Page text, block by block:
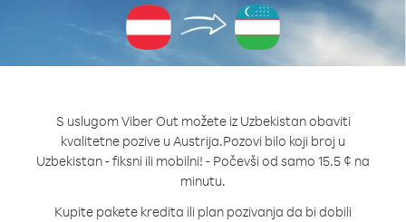
S uslugom Viber Out možete iz Uzbekistan obaviti
kvalitetne pozive u Austrija.Pozovi bilo koji broj u
Uzbekistan - fiksni ili mobilni! - Počevši od samo 15.5 ¢ na
minutu.
Kupite pakete kredita ili plan pozivanja da bi dobili